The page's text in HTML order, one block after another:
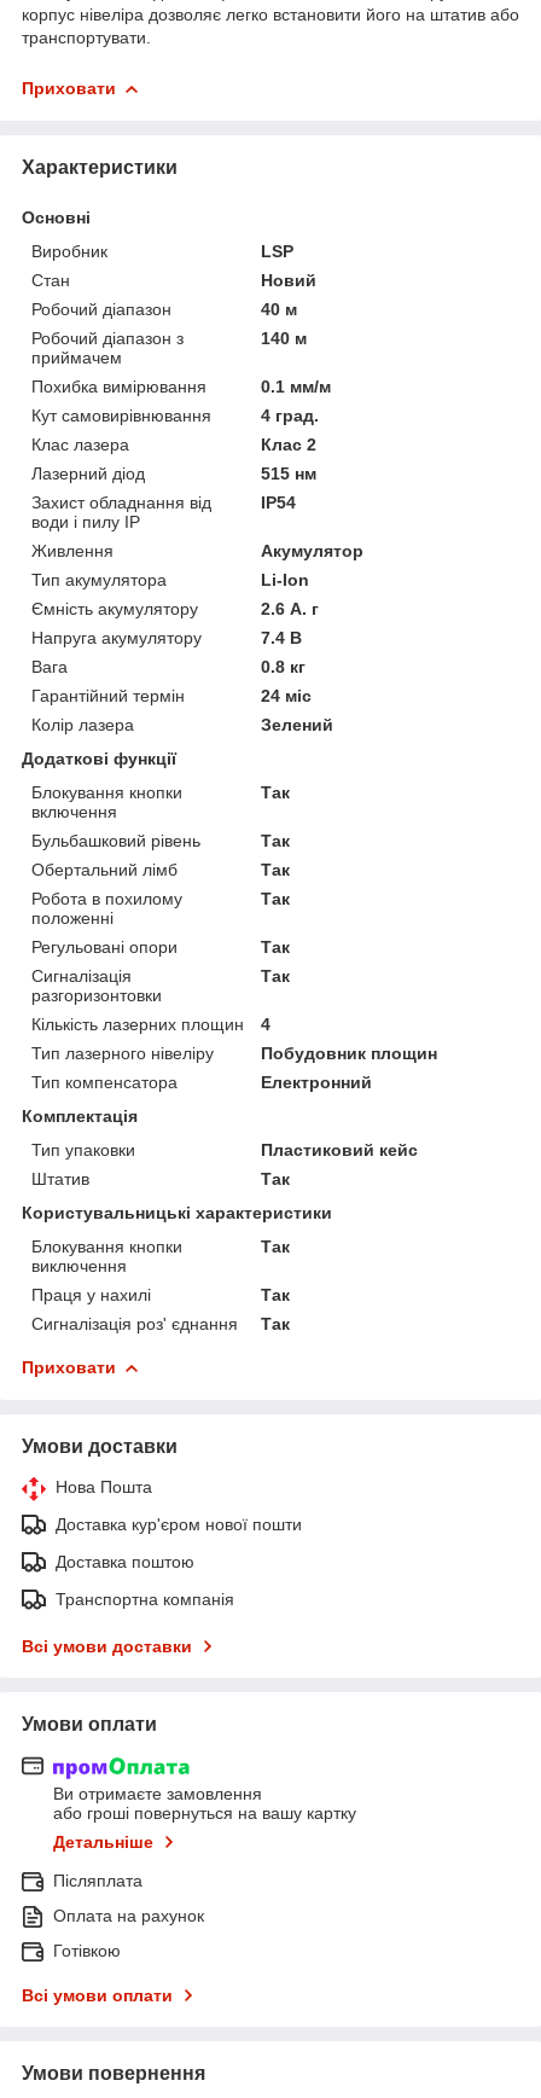
корпус нівеліра дозволяє легко встановити його на штатив або
транспортувати.
Приховати
Характеристики
Основні
Виробник
LSP
Стан
Новий
Робочий діапазон
40 м
Робочий діапазон з
приймачем
140 м
Похибка вимірювання
0.1 мм/м
Кут самовирівнювання
4 град.
Клас лазера
Клас 2
Лазерний діод
515 нм
Захист обладнання від
води і пилу IP
IP54
Живлення
Акумулятор
Тип акумулятора
Li-Ion
Ємність акумулятору
2.6 А. г
Напруга акумулятору
7.4 В
Вага
0.8 кг
Гарантійний термін
24 міс
Колір лазера
Зелений
Додаткові функції
Блокування кнопки
включення
Так
Бульбашковий рівень
Так
Обертальний лімб
Так
Робота в похилому
положенні
Так
Регульовані опори
Так
Сигналізація
разгоризонтовки
Так
Кількість лазерних площин
4
Тип лазерного нівеліру
Побудовник площин
Тип компенсатора
Електронний
Комплектація
Тип упаковки
Пластиковий кейс
Штатив
Так
Користувальницькі характеристики
Блокування кнопки
виключення
Так
Праця у нахилі
Так
Сигналізація роз' єднання
Так
Приховати
Умови доставки
Нова Пошта
Доставка кур'єром нової пошти
Доставка поштою
Транспортна компанія
Всі умови доставки
Умови оплати
Ви отримаєте замовлення
або гроші повернуться на вашу картку
Детальніше
Післяплата
Оплата на рахунок
Готівкою
Всі умови оплати
Умови повернення